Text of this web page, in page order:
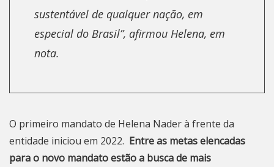
sustentável de qualquer nação, em
especial do Brasil”, afirmou Helena, em
nota.
O primeiro mandato de Helena Nader à frente da
entidade iniciou em 2022. Entre as metas elencadas
para o novo mandato estão a busca de mais